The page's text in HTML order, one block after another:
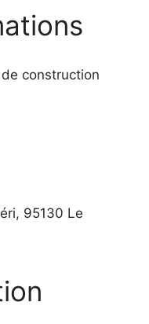
construction
95130 Le